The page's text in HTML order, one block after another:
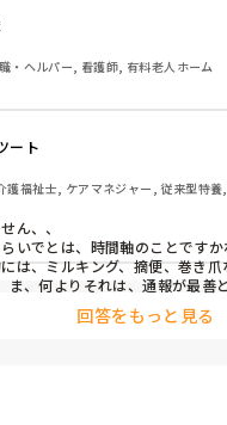
・ヘルパー, 看護師, 有料老人ホーム
ート
護福祉士, ケアマネジャー, 従来型特
ん、、
いでとは、時間軸のことですか
は、ミルキング、摘便、巻き
ま、何よりそれは、通報が最善
ましたが…　注意や意見喚起など
、改善なく“通報”、なのですよね
、が念頭におありの場合、私の
回答をもっと見る